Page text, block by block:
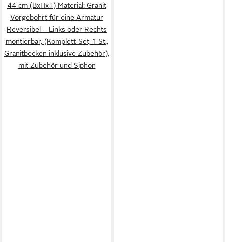
44 cm (BxHxT) Material: Granit
Vorgebohrt für eine Armatur
Reversibel – Links oder Rechts
montierbar, (Komplett-Set, 1 St.,
Granitbecken inklusive Zubehör),
mit Zubehör und Siphon